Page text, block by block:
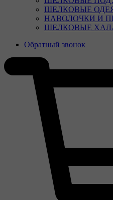
ШЕЛКОВЫЕ
НАВОЛОЧКИ И
ШЕЛКОВЫЕ
Обратный звонок